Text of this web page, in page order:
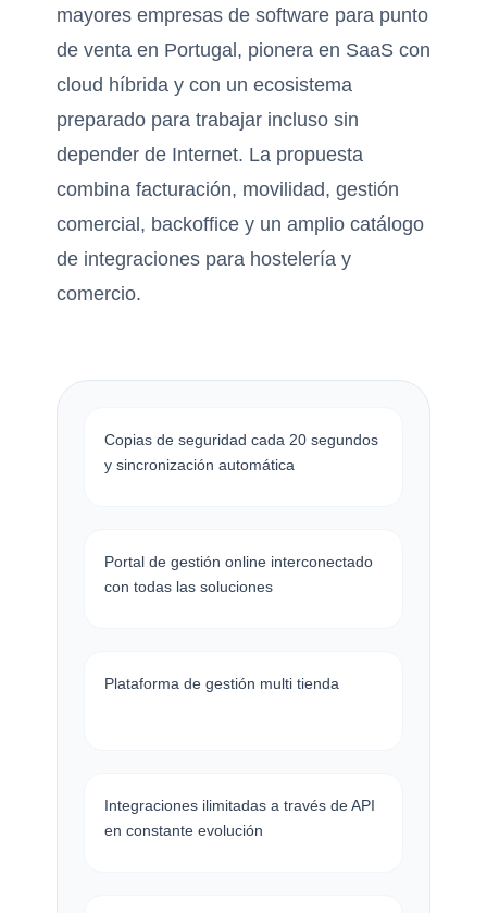
mayores empresas de software para punto
de venta en Portugal, pionera en SaaS con
cloud híbrida y con un ecosistema
preparado para trabajar incluso sin
depender de Internet. La propuesta
combina facturación, movilidad, gestión
comercial, backoffice y un amplio catálogo
de integraciones para hostelería y
comercio.
Copias de seguridad cada 20 segundos
y sincronización automática
Portal de gestión online interconectado
con todas las soluciones
Plataforma de gestión multi tienda
Integraciones ilimitadas a través de API
en constante evolución